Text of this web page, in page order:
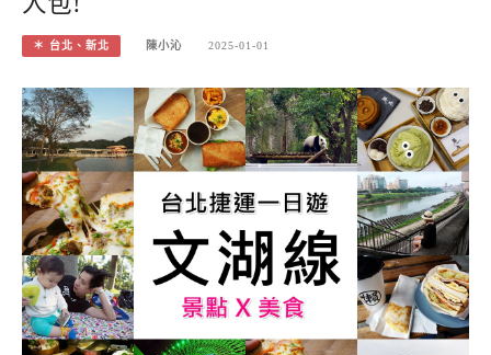
＊ 台北、新北 陳小沁 2025-01-01